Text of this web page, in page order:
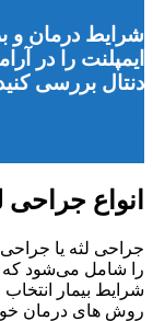
شرایط درمان و
ایمپلنت را در
دنتال بررسی
انواع جراحی
را شامل می‌شود که
شرایط بیمار
روش های درمان